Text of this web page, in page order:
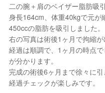
二の腕＋肩のベイザー脂肪吸
身長164cm、体重40kgで元が
450ccの脂肪を吸引しました。
右の写真は術後1ヶ月で拘縮が
経過は順調で、1ヶ月の時点
が分かります。
完成の術後6ヶ月まで徐々に
経過チェックが楽しみです。